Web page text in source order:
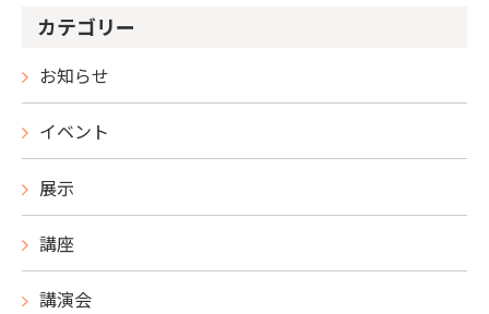
カテゴリー
お知らせ
イベント
展示
講座
講演会